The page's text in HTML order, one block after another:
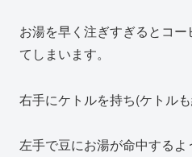
お湯を早く注ぎすぎるとコ
てしまいます。
右手にケトルを持ち(ケトル
左手で豆にお湯が命中するよ